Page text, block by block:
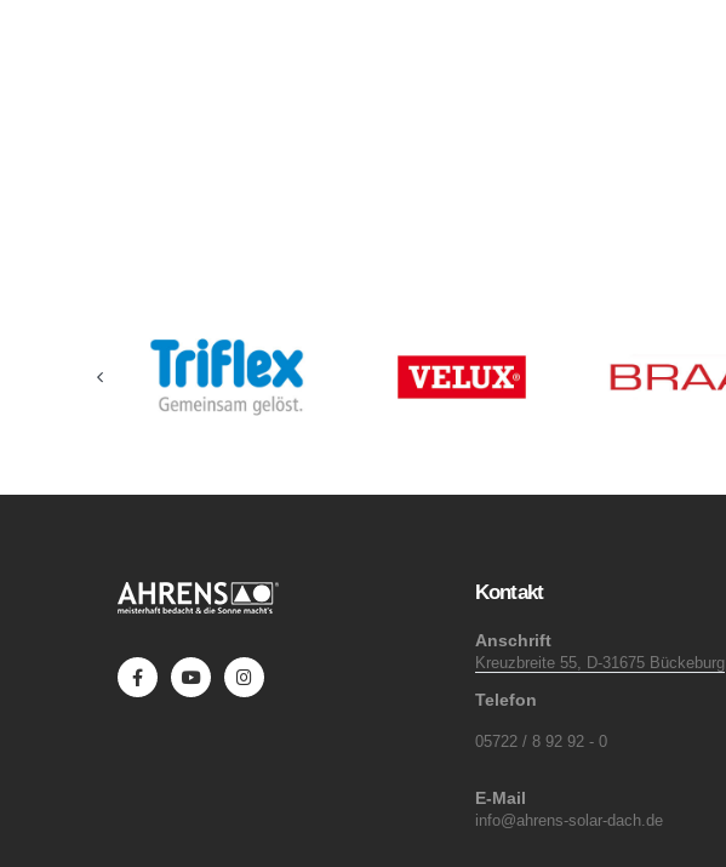
Kontakt
Anschrift
Kreuzbreite 55, D-31675 Bückeburg
Telefon
05722 / 8 92 92 - 0
E-Mail
info@ahrens-solar-dach.de